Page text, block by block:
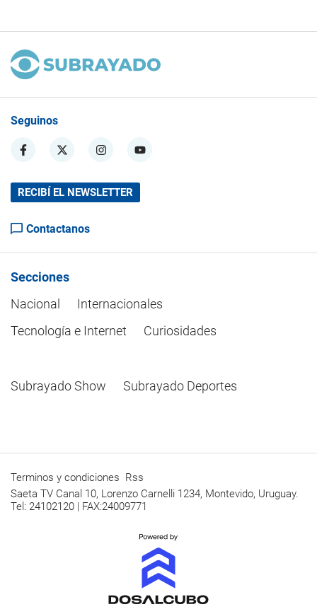
Seguinos
RECIBÍ EL NEWSLETTER
Contactanos
Secciones
Nacional
Internacionales
Tecnología e Internet
Curiosidades
Subrayado Show Subrayado Deportes
Terminos y condiciones Rss
Saeta TV Canal 10, Lorenzo Carnelli 1234, Montevido, Uruguay.
Tel: 24102120 | FAX:24009771